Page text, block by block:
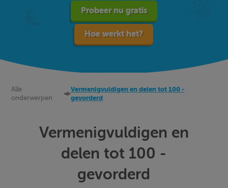
Probeer nu gratis
Hoe werkt het?
Alle
onderwerpen
Vermenigvuldigen en delen tot 100 -
gevorderd
Vermenigvuldigen en
delen tot 100 -
gevorderd